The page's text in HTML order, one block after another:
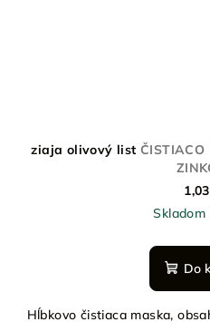
ziaja olivový list ČISTIACO
Skladom
Do
Hĺbkovo čistiaca maska,